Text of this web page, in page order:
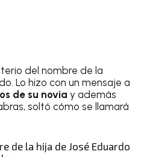
del nombre de la
Lo hizo con un mensaje a
de su novia y además
soltó cómo se llamará
de la hija de José Eduardo